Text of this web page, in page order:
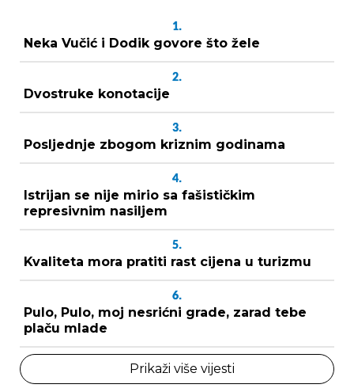
1.
Neka Vučić i Dodik govore što žele
2.
Dvostruke konotacije
3.
Posljednje zbogom kriznim godinama
4.
Istrijan se nije mirio sa fašističkim
represivnim nasiljem
5.
Kvaliteta mora pratiti rast cijena u turizmu
6.
Pulo, Pulo, moj nesrićni grade, zarad tebe
plaču mlade
Prikaži više vijesti